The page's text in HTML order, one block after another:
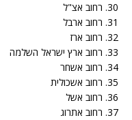
30. רחוב אצ"ל
31. רחוב ארבל
32. רחוב ארז
33. רחוב ארץ ישראל השלמה
34. רחוב אשחר
35. רחוב אשכולית
36. רחוב אשל
37. רחוב אתרוג